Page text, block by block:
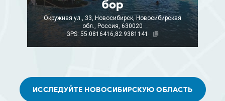
бор
Окружная ул., 33, Новосибирск, Новосибирская
обл., Россия, 630020
GPS: 55.0816416,82.9381141
ИССЛЕДУЙТЕ НОВОСИБИРСКУЮ ОБЛАСТЬ